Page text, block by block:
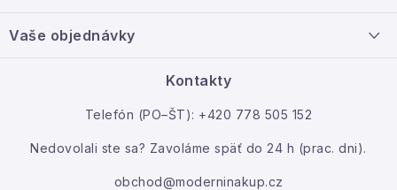
Veľkoobchodná spolupráca
Vaše objednávky
Kontakty
Telefón (PO–ŠT): +420 778 505 152
Nedovolali ste sa? Zavoláme späť do 24 h (prac. dni).
obchod@moderninakup.cz